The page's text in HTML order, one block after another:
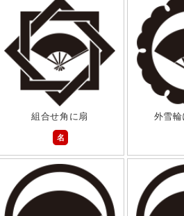
組合せ角に扇
名
外雪